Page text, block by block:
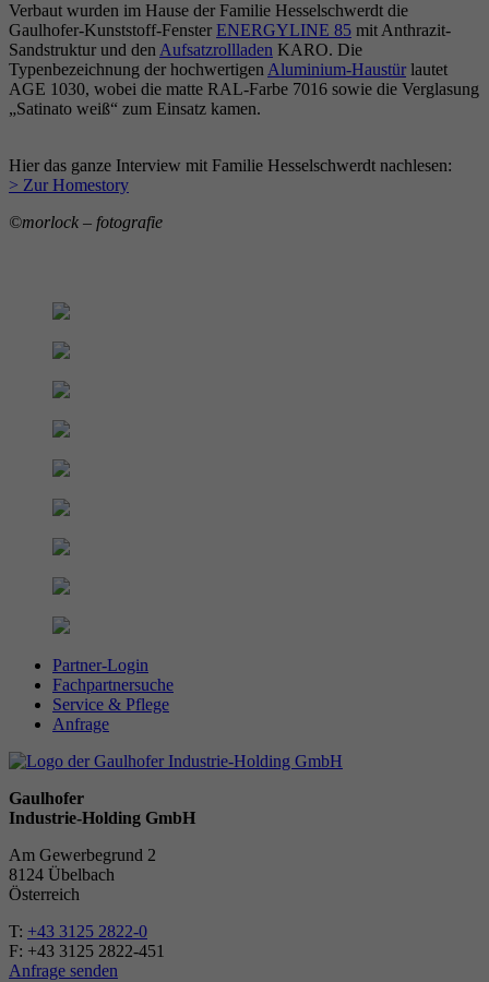
Verbaut wurden im Hause der Familie Hesselschwerdt die
Gaulhofer-Kunststoff-Fenster ENERGYLINE 85 mit Anthrazit-
Sandstruktur und den Aufsatzrollladen KARO. Die
Typenbezeichnung der hochwertigen Aluminium-Haustür lautet
AGE 1030, wobei die matte RAL-Farbe 7016 sowie die Verglasung
„Satinato weiß“ zum Einsatz kamen.
Hier das ganze Inter­view mit Familie Hesselschwerdt nach­lesen:
> Zur Homestory
©morlock – fotografie
Partner-Login
Fachpartnersuche
Service & Pflege
Anfrage
Gaulhofer
Industrie-Holding GmbH
Am Gewerbegrund 2
8124 Übelbach
Österreich
T: +43 3125 2822-0
F: +43 3125 2822-451
Anfrage senden